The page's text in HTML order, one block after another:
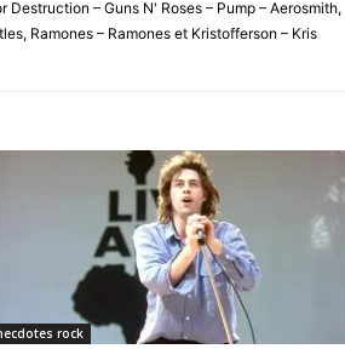
– Guns N' Roses – Pump – Aerosmith,
Ramones – Ramones et Kristofferson – Kris
rock